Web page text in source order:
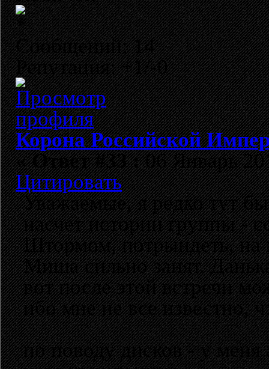
Сообщений: 14
Репутация: +1/-0
Корона Российской
«Ответ #33 :06 Январь
Цитировать
Уважаемые, я редко тут
насчет истории группы -
Штормом, потрындеть, на
Миша сильно занят.
вот после этой встречи
ибо мне не все известно,
по поводу дисков - у